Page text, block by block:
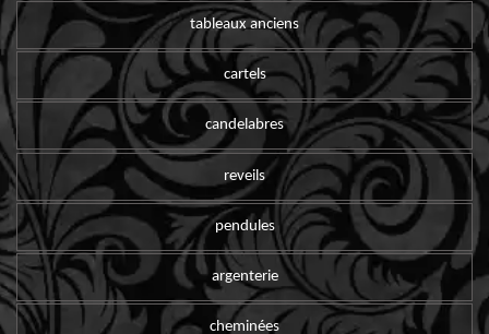
tableaux anciens
cartels
candelabres
reveils
pendules
argenterie
cheminées